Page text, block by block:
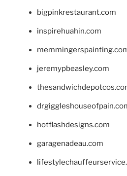
bigpinkrestaurant.com
inspirehuahin.com
jeremypbeasley.com
hotflashdesigns.com
garagenadeau.com